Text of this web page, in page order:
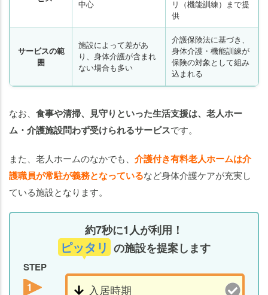
中心
リ（機能訓練）まで提
供
サービスの範
囲
施設によって差があ
り、身体介護が含まれ
ない場合も多い
介護保険法に基づき、
身体介護・機能訓練が
保険の対象として組み
込まれる
なお、 食事や清掃、見守りといった生活支援は、老人ホー
ム・介護施設問わず受けられるサービスです。
また、老人ホームのなかでも、 介護付き有料老人ホームは介
護職員が常駐が義務となっているなど身体介護ケアが充実し
ている施設となります。
約7秒に1人が利用！
ピッタリ の施設を提案します
STEP
1